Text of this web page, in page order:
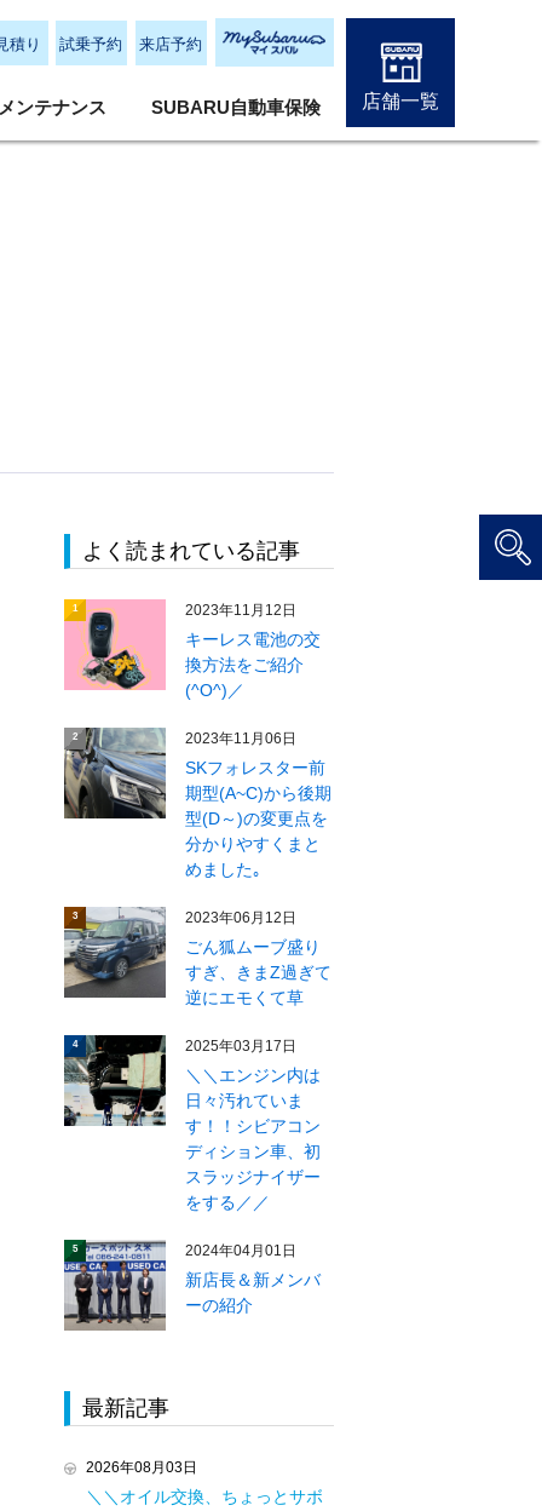
積り 試乗予約 来店予約
ンテナンス SUBARU自動車保険 店舗一覧
よく読まれている記事
1 2023年11月12日
キーレス電池の交
換方法をご紹介
(^O^)／
2 2023年11月06日
SKフォレスター前
期型(A~C)から後期
型(D～)の変更点を
分かりやすくまと
めました｡
3 2023年06月12日
ごん狐ムーブ盛り
すぎ、きまZ過ぎて
逆にエモくて草
4 2025年03月17日
＼＼エンジン内は
日々汚れていま
す！！シビアコン
ディション車、初
スラッジナイザー
をする／／
5 2024年04月01日
新店長＆新メンバ
ーの紹介
最新記事
2026年08月03日
＼＼オイル交換、ちょっとサボ